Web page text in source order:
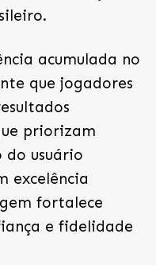
acumulada no
que jogadores
priorizam
do usuário
excelência
fortalece
e fidelidade